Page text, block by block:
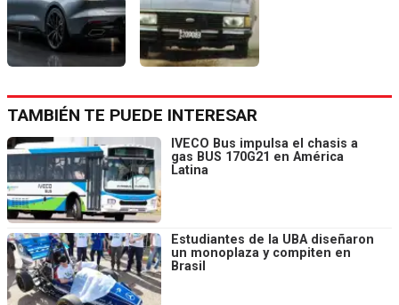
TAMBIÉN TE PUEDE INTERESAR
IVECO Bus impulsa el chasis a
gas BUS 170G21 en América
Latina
Estudiantes de la UBA diseñaron
un monoplaza y compiten en
Brasil